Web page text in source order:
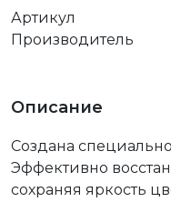
Артикул
Производитель
Описание
Создана
Эффективно
сохраняя яркость